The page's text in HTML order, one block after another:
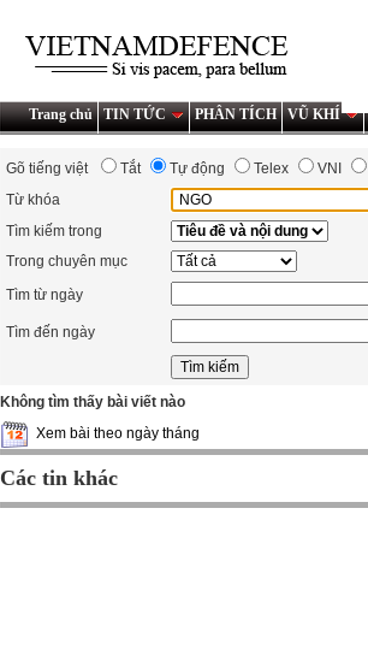
Trang chủ TIN TỨC PHÂN TÍCH VŨ KHÍ
Gõ tiếng việt Tắt Tự động Telex VNI
Từ khóa
Tìm kiếm trong
Trong chuyên mục
Tìm từ ngày
Tìm đến ngày
Không tìm thấy bài viết nào
Xem bài theo ngày tháng
Các tin khác